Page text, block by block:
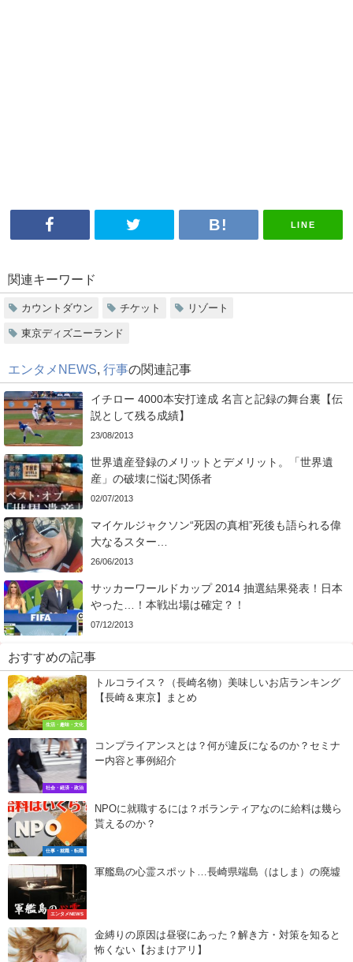
LINE
関連キーワード
カウントダウン チケット リゾート
東京ディズニーランド
エンタメNEWS 行事の関連記事
イチロー 4000本安打達成 名言と記録の舞台裏【伝
説として残る成績】
23/08/2013
世界遺産登録のメリットとデメリット。「世界遺
産」の破壊に悩む関係者
02/07/2013
マイケルジャクソン“死因の真相”死後も語られる偉
大なるスター…
26/06/2013
サッカーワールドカップ 2014 抽選結果発表！日本
やった…！本戦出場は確定？！
07/12/2013
おすすめの記事
生活・趣味・文化
トルコライス？（長崎名物）美味しいお店ランキング
【長崎＆東京】まとめ
社会・経済・政治
コンプライアンスとは？何が違反になるのか？セミナ
ー内容と事例紹介
仕事・就職・転職
NPOに就職するには？ボランティアなのに給料は幾ら
貰えるのか？
エンタメNEWS
軍艦島の心霊スポット…長崎県端島（はしま）の廃墟
金縛りの原因は昼寝にあった？解き方・対策を知ると
怖くない【おまけアリ】